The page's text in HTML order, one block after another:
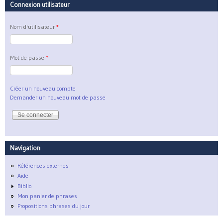
Connexion utilisateur
Nom d'utilisateur *
Mot de passe *
Créer un nouveau compte
Demander un nouveau mot de passe
Navigation
Références externes
Aide
Biblio
Mon panier de phrases
Propositions phrases du jour